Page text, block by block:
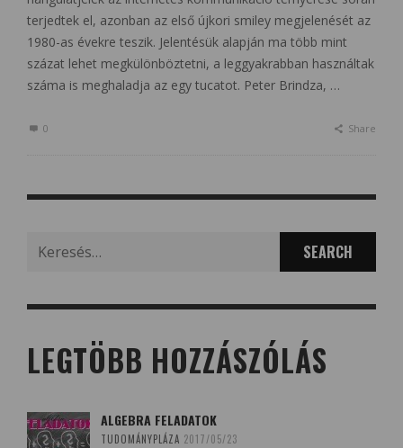
terjedtek el, azonban az első újkori smiley megjelenését az
1980-as évekre teszik. Jelentésük alapján ma több mint
százat lehet megkülönböztetni, a leggyakrabban használtak
száma is meghaladja az egy tucatot. Peter Brindza, …
0 Share
LEGTÖBB HOZZÁSZÓLÁS
ALGEBRA FELADATOK
TUDOMÁNYPLÁZA 2017/05/23